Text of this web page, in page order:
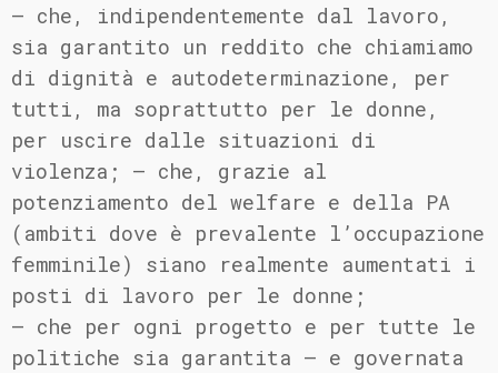
– che, indipendentemente dal lavoro,
sia garantito un reddito che chiamiamo
di dignità e autodeterminazione, per
tutti, ma soprattutto per le donne,
per uscire dalle situazioni di
violenza; – che, grazie al
potenziamento del welfare e della PA
(ambiti dove è prevalente l’occupazione
femminile) siano realmente aumentati i
posti di lavoro per le donne;
– che per ogni progetto e per tutte le
politiche sia garantita – e governata